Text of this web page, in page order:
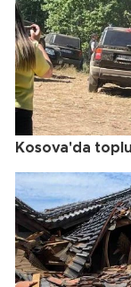
Kosova'da